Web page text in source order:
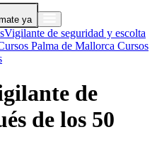
ya
Vigilante de seguridad y escolta
Palma de Mallorca Cursos
de
de los 50